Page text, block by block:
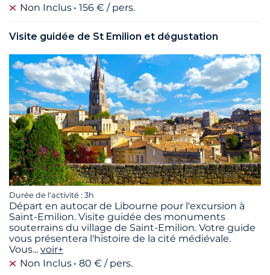
Non Inclus
156 € / pers.
Visite guidée de St Emilion et dégustation
Durée de l'activité : 3h
Départ en autocar de Libourne pour l'excursion à
Saint-Emilion. Visite guidée des monuments
souterrains du village de Saint-Emilion. Votre guide
vous présentera l'histoire de la cité médiévale.
Vous... voir+
Non Inclus
80 € / pers.